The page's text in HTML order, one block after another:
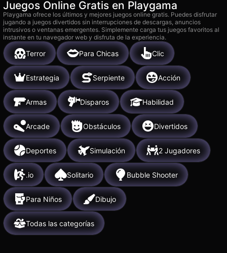
Juegos Online Gratis en Playgama
Playgama ofrece los últimos y mejores juegos online gratis. Puedes disfrutar
jugando a juegos divertidos sin interrupciones de descargas, anuncios
intrusivos o ventanas emergentes. Simplemente carga tus juegos favoritos al
instante en tu navegador web y disfruta de la experiencia.
Terror Para Chicas Clic
Estrategia Serpiente Acción
Armas Disparos Habilidad
Arcade Obstáculos Divertidos
Deportes Simulación 2 Jugadores
.io Solitario Bubble Shooter
Para Niños Dibujo
Todas las categorías